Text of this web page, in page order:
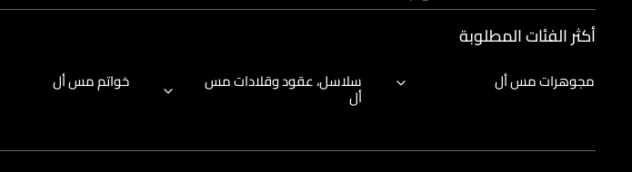
أكثر الفئات المطلوبة
مجوهرات مس أل سلاسل، عقود وقلادات مس
أل
خواتم مس أل